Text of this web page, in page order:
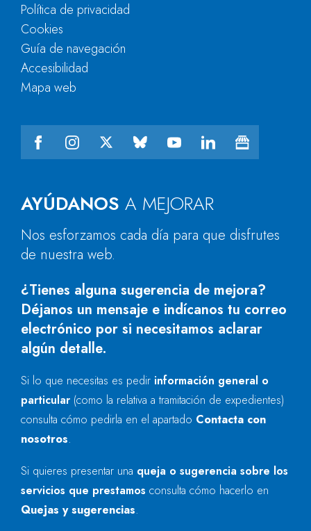
AYÚDANOS A MEJORAR
Nos esforzamos cada día para que disfrutes
de nuestra web.
¿Tienes alguna sugerencia de mejora?
Déjanos un mensaje e indícanos tu correo
electrónico por si necesitamos aclarar
algún detalle.
Si lo que necesitas es pedir información general o
particular (como la relativa a tramitación de expedientes)
consulta cómo pedirla en el apartado Contacta con
nosotros.
Si quieres presentar una queja o sugerencia sobre los
servicios que prestamos consulta cómo hacerlo en
Quejas y sugerencias.
Política de privacidad
Cookies
Guía de navegación
Accesibilidad
Mapa web